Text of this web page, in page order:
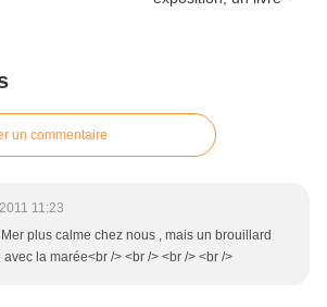
un commentaire
11:23
plus calme chez nous , mais un brouillard
la marée<br /> <br /> <br /> <br />